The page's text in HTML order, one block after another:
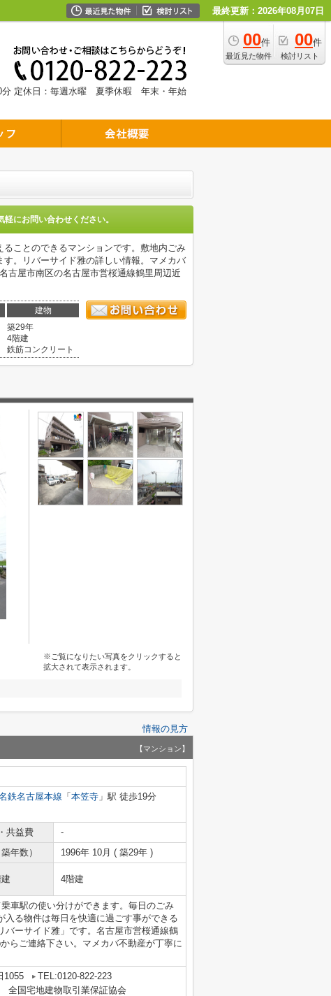
最終更新：2026年08月07日
00件
最近見た物件
00件
検討リスト
定休日：毎週水曜 夏季休暇 年末・年始
軽にお問い合わせください。
ことのできるマンションです。敷地内ごみ
。リバーサイド雅の詳しい情報。マメカバ
古屋市南区の名古屋市営桜通線鶴里周辺近
建物
築29年
4階建
鉄筋コンクリート
※ご覧になりたい写真をクリックすると
拡大されて表示されます。
情報の見方
【マンション】
鉄名古屋本線 「 本笠寺 」駅 徒歩19分
共益費
-
年数） 1996年 10月 ( 築29年 )
4階建
車駅の使い分けができます。毎日のごみ
る物件は毎日を快適に過ごす事ができる
ーサイド雅」です。名古屋市営桜通線鶴
らご連絡下さい。マメカバ不動産が丁寧に
1055
TEL:0120-822-223
全国宅地建物取引業保証協会